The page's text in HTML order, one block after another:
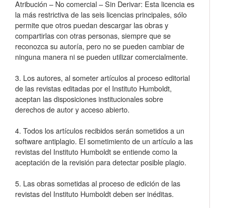
Atribución – No comercial – Sin Derivar: Esta licencia es
la más restrictiva de las seis licencias principales, sólo
permite que otros puedan descargar las obras y
compartirlas con otras personas, siempre que se
reconozca su autoría, pero no se pueden cambiar de
ninguna manera ni se pueden utilizar comercialmente.
3. Los autores, al someter artículos al proceso editorial
de las revistas editadas por el Instituto Humboldt,
aceptan las disposiciones institucionales sobre
derechos de autor y acceso abierto.
4. Todos los artículos recibidos serán sometidos a un
software antiplagio. El sometimiento de un artículo a las
revistas del Instituto Humboldt se entiende como la
aceptación de la revisión para detectar posible plagio.
5. Las obras sometidas al proceso de edición de las
revistas del Instituto Humboldt deben ser inéditas.